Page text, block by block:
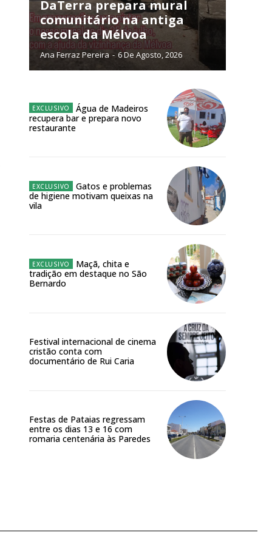
ANUAL
online
Exclusivos para
DaTerra prepara mural
comunitário na antiga
escola da Mélvoa
Ana Ferraz Pereira - 6 De Agosto, 2026
Água de Madeiros
recupera bar e prepara novo
restaurante
Gatos e problemas
de higiene motivam queixas na
vila
Maçã, chita e
tradição em destaque no São
Bernardo
Festival internacional de cinema
cristão conta com
documentário de Rui Caria
Festas de Pataias regressam
entre os dias 13 e 16 com
romaria centenária às Paredes